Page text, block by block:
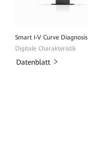
Smart I-V Curve Diagnosis
Digitale Charakteristik
Datenblatt